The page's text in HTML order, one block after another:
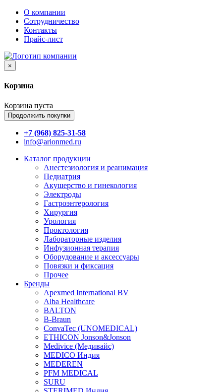
О компании
Сотрудничество
Контакты
Прайс-лист
×
Корзина
Корзина пуста
Продолжить покупки
+7 (968) 825-31-58
info@arionmed.ru
Каталог продукции
Анестезиология и реанимация
Педиатрия
Акушерство и гинекология
Электроды
Гастроэнтерология
Хирургия
Урология
Проктология
Лабораторные изделия
Инфузионная терапия
Оборудование и аксессуары
Повязки и фиксация
Прочее
Бренды
Apexmed International BV
Alba Healthcare
BALTON
B-Braun
ConvaTec (UNOMEDICAL)
ETHICON Jonson&Jonson
Medivice (Медивайс)
MEDICO Индия
MEDEREN
PFM MEDICAL
SURU